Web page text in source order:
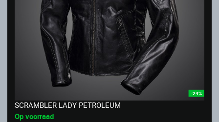
-24%
SCRAMBLER LADY PETROLEUM
Op voorraad